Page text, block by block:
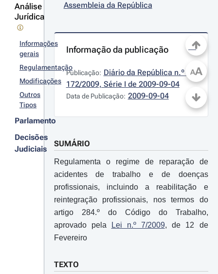
Análise
Jurídica
Informações
gerais
Regulamentação
Modificações
Outros
Tipos
Parlamento
Decisões
Judiciais
Assembleia da República
Informação da publicação
Publicação: Diário da República n.º
172/2009, Série I de 2009-09-04
Data de Publicação: 2009-09-04
SUMÁRIO
Regulamenta o regime de reparação de
acidentes de trabalho e de doenças
profissionais, incluindo a reabilitação e
reintegração profissionais, nos termos do
artigo 284.º do Código do Trabalho,
aprovado pela
Lei n.º 7/2009, de 12 de
Fevereiro
TEXTO
AA